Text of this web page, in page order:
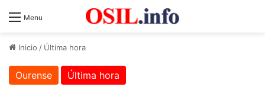
Menu
Inicio / Última hora
Ourense Última hora